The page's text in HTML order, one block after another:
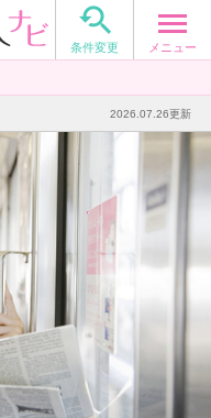

条件変更 メニュー
2026.07.26更新